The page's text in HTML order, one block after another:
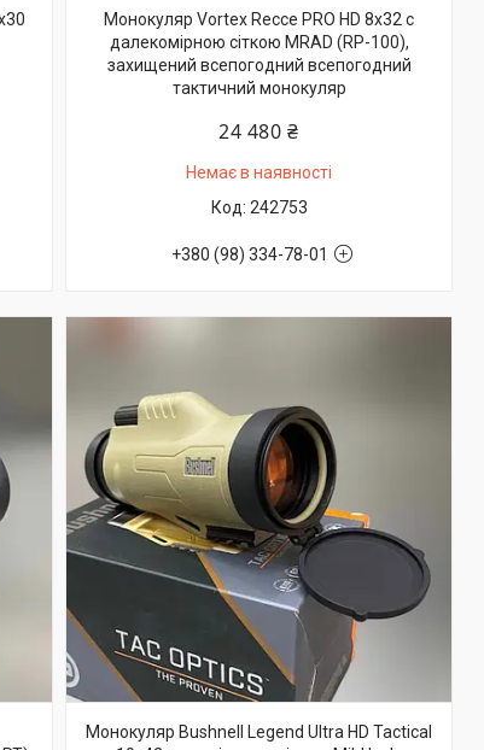
Монокуляр Vortex Recce PRO HD 8x32 c
далекомірною сіткою MRAD (RP-100),
захищений всепогодний всепогодний
тактичний монокуляр
24 480 ₴
Немає в наявності
242753
+380 (98) 334-78-01
Монокуляр Bushnell Legend Ultra HD Tactical